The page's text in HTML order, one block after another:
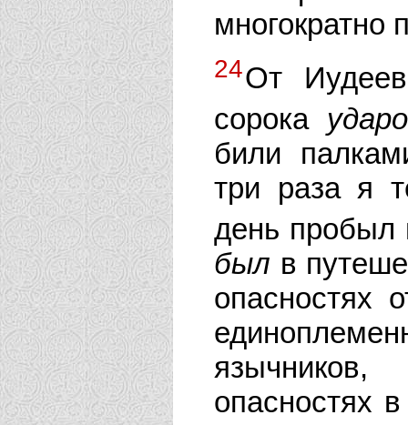
многократно
24От
сорока
били
три раза я
день пробыл
был в
опасностях
опасностях